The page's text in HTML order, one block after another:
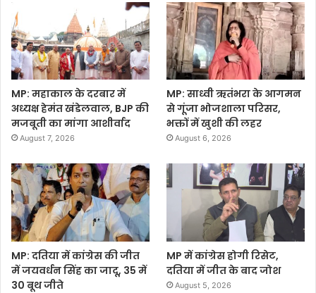
MP: महाकाल के दरबार में
अध्यक्ष हेमंत खंडेलवाल, BJP की
मजबूती का मांगा आशीर्वाद
August 7, 2026
MP: साध्वी ऋतंभरा के आगमन
से गूंजा भोजशाला परिसर,
भक्तों में खुशी की लहर
August 6, 2026
MP: दतिया में कांग्रेस की जीत
में जयवर्धन सिंह का जादू, 35 में
30 बूथ जीते
MP में कांग्रेस होगी रिसेट,
दतिया में जीत के बाद जोश
August 5, 2026